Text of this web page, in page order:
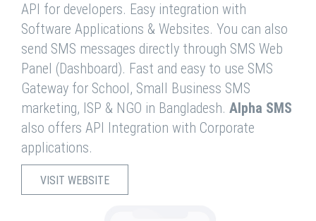
API for developers. Easy integration with
Software Applications & Websites. You can also
send SMS messages directly through SMS Web
Panel (Dashboard). Fast and easy to use SMS
Gateway for School, Small Business SMS
marketing, ISP & NGO in Bangladesh. Alpha SMS
also offers API Integration with Corporate
applications.
VISIT WEBSITE